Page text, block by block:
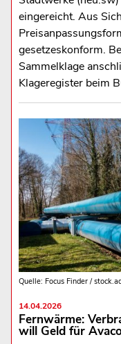
eingereicht. Aus
gesetzeskonform.
Sammelklage
Klageregister beim
Quelle: Focus Finder /
14.04.2026
Fernwärme:
will Geld für